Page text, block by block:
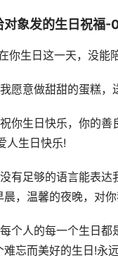
对象发的生日祝福-
你生日这一天，没能
愿意做甜甜的蛋糕，
你生日快乐，你的善
人生日快乐!
有足够的语言能表达
晨，温馨的夜晚，对
个人的每一个生日都
难忘而美好的生日!永